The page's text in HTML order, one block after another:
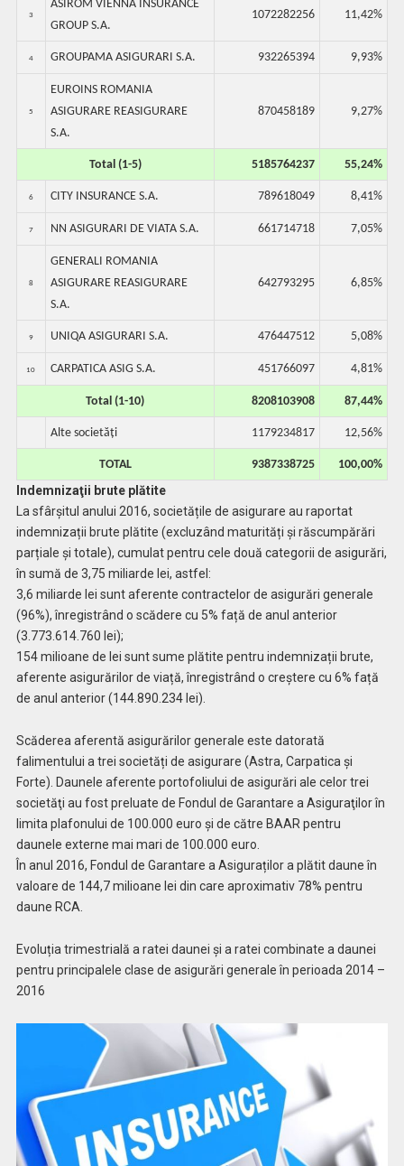
3
ASIROM VIENNA INSURANCE
GROUP S.A.
1072282256 11,42%
4 GROUPAMA ASIGURARI S.A. 932265394 9,93%
5
EUROINS ROMANIA
ASIGURARE REASIGURARE
S.A.
870458189 9,27%
Total (1-5) 5185764237 55,24%
6 CITY INSURANCE S.A. 789618049 8,41%
7 NN ASIGURARI DE VIATA S.A. 661714718 7,05%
8
GENERALI ROMANIA
ASIGURARE REASIGURARE
S.A.
642793295 6,85%
9 UNIQA ASIGURARI S.A. 476447512 5,08%
10 CARPATICA ASIG S.A. 451766097 4,81%
Total (1-10) 8208103908 87,44%
Alte societăți 1179234817 12,56%
TOTAL 9387338725 100,00%
Indemnizaţii brute plătite
La sfârșitul anului 2016, societățile de asigurare au raportat
indemnizații brute plătite (excluzând maturități și răscumpărări
parțiale și totale), cumulat pentru cele două categorii de asigurări,
în sumă de 3,75 miliarde lei, astfel:
3,6 miliarde lei sunt aferente contractelor de asigurări generale
(96%), înregistrând o scădere cu 5% față de anul anterior
(3.773.614.760 lei);
154 milioane de lei sunt sume plătite pentru indemnizații brute,
aferente asigurărilor de viață, înregistrând o creştere cu 6% față
de anul anterior (144.890.234 lei).
Scăderea aferentă asigurărilor generale este datorată
falimentului a trei societăți de asigurare (Astra, Carpatica şi
Forte). Daunele aferente portofoliului de asigurări ale celor trei
societăţi au fost preluate de Fondul de Garantare a Asiguraţilor în
limita plafonului de 100.000 euro şi de către BAAR pentru
daunele externe mai mari de 100.000 euro.
În anul 2016, Fondul de Garantare a Asiguraților a plătit daune în
valoare de 144,7 milioane lei din care aproximativ 78% pentru
daune RCA.
Evoluția trimestrială a ratei daunei și a ratei combinate a daunei
pentru principalele clase de asigurări generale în perioada 2014 –
2016